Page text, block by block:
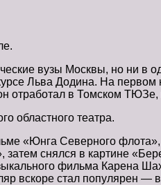
вузы Москвы, но ни в
Льва Додина. На
отработал в Томском ТЮЗе,
областного театра.
«Юнга Северного
снялся в картине
фильма Карена
вскоре стал популярен —